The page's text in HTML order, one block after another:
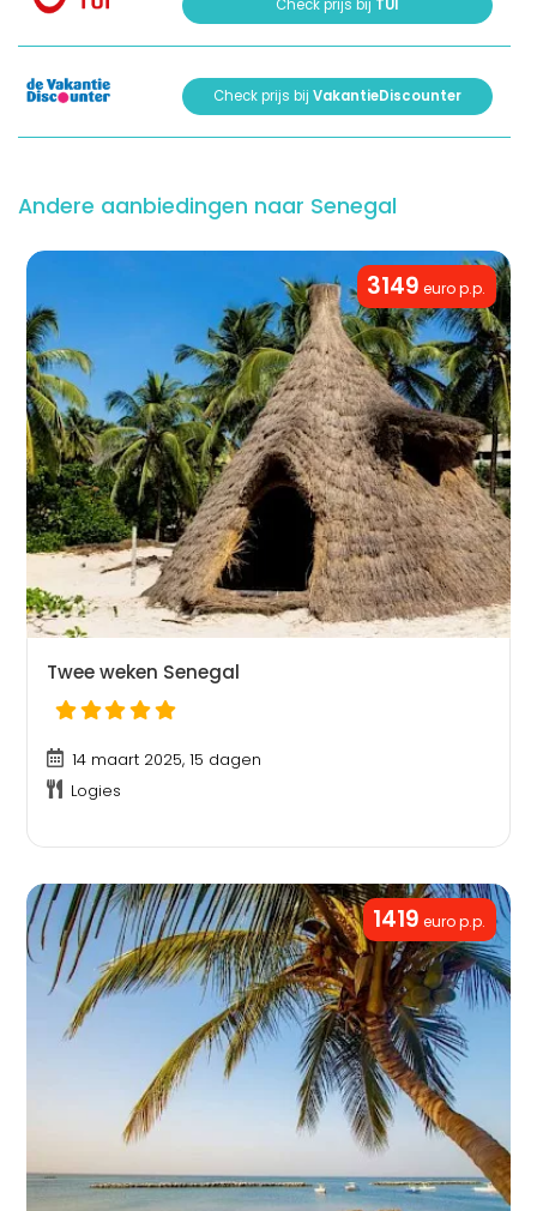
Check prijs bij TUI
Check prijs bij VakantieDiscounter
Andere aanbiedingen naar Senegal
3149 euro p.p.
Twee weken Senegal
14 maart 2025, 15 dagen
Logies
1419 euro p.p.